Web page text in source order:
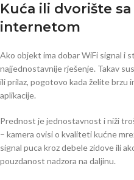
Kuća ili dvorište
internetom
Ako objekt ima dobar WiFi signal i
najjednostavnije rješenje. Takav
ili prilaz, pogotovo kada želite brzu
aplikacije.
Prednost je jednostavnost i niži
– kamera ovisi o kvaliteti kućne
signal puca kroz debele zidove ili
pouzdanost nadzora na daljinu.